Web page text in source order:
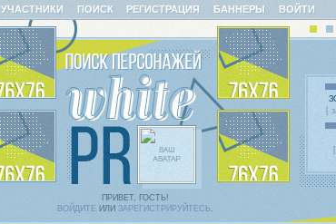
[
УЧАСТНИКИ ПОИСК РЕГИСТРАЦИЯ БАННЕРЫ ВОЙТИ
ПРИВЕТ, ГОСТЬ!
ВОЙДИТЕ ИЛИ ЗАРЕГИСТРИРУЙТЕСЬ .